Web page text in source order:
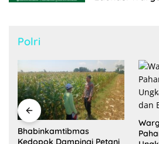
Polri
Warga Tuban Kini Lebih
Paham, Polantas Tuban